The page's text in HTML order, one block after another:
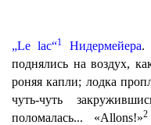
„Le lac“1 Нидермейера.
поднялись на воздух,
роняя капли; лодка
чуть-чуть
поломалась... «Allons!»2